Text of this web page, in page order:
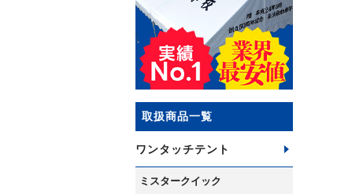
取扱商品一覧
ワンタッチテント
ミスタークイック